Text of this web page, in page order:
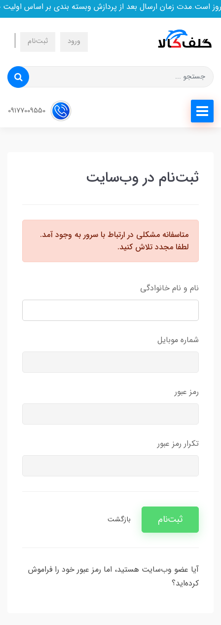
است.مدت زمان ارسال بعد از پردازش وبسته بندی بر اساس اولیت
ورود ثبت‌نام
ثبت‌نام در وب‌سایت
متاسفانه مشکلی در ارتباط با سرور به وجود آمد.
لطفا مجدد تلاش کنید.
نام و نام خانوادگی
شماره موبایل
رمز عبور
تکرار رمز عبور
ثبت‌نام بازگشت
آیا عضو وب‌سایت هستید، اما رمز عبور خود را فراموش
کرده‌اید؟